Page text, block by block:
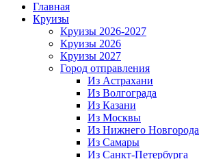
Главная
Круизы
Круизы 2026-2027
Круизы 2026
Круизы 2027
Город отправления
Из Астрахани
Из Волгограда
Из Казани
Из Москвы
Из Нижнего Новгорода
Из Самары
Из Санкт-Петербурга